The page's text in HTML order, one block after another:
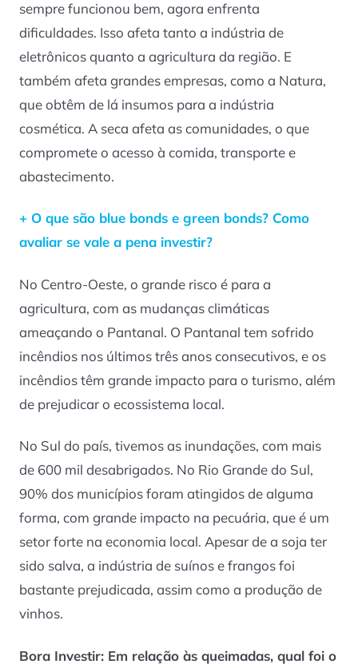
sempre funcionou bem, agora enfrenta
dificuldades. Isso afeta tanto a indústria de
eletrônicos quanto a agricultura da região. E
também afeta grandes empresas, como a Natura,
que obtêm de lá insumos para a indústria
cosmética. A seca afeta as comunidades, o que
compromete o acesso à comida, transporte e
abastecimento.
+ O que são blue bonds e green bonds? Como
avaliar se vale a pena investir?
No Centro-Oeste, o grande risco é para a
agricultura, com as mudanças climáticas
ameaçando o Pantanal. O Pantanal tem sofrido
incêndios nos últimos três anos consecutivos, e os
incêndios têm grande impacto para o turismo, além
de prejudicar o ecossistema local.
No Sul do país, tivemos as inundações, com mais
de 600 mil desabrigados. No Rio Grande do Sul,
90% dos municípios foram atingidos de alguma
forma, com grande impacto na pecuária, que é um
setor forte na economia local. Apesar de a soja ter
sido salva, a indústria de suínos e frangos foi
bastante prejudicada, assim como a produção de
vinhos.
Bora Investir: Em relação às queimadas, qual foi o